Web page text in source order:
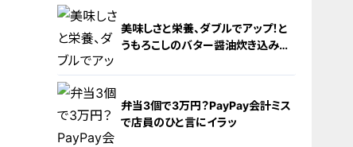
2
美味しさと栄養、ダブルでアップ！と
うもろこしのバター醤油炊き込みご
弁当3個で3万円？PayPay会計ミス
で店員のひと言にイラッ